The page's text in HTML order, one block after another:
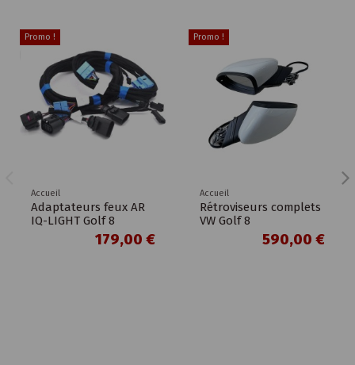
Promo !
Accueil
Adaptateurs feux AR
IQ-LIGHT Golf 8
179,00 €
Promo !
Accueil
Rétroviseurs complets
VW Golf 8
590,00 €